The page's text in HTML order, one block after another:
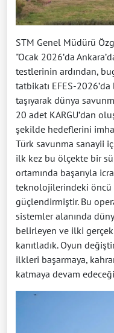
STM Genel Müdürü
"Ocak 2026’da
testlerinin ardından,
tatbikatı EFES-
taşıyarak dünya
20 adet KARGU’dan
şekilde hedeflerini
Türk savunma sanayii
ilk kez bu ölçekte bir
ortamında başarıyla
teknolojilerindeki öncü
güçlendirmiştir. Bu
sistemler alanında
belirleyen ve ilki
kanıtladık. Oyun
ilkleri başarmaya,
katmaya devam